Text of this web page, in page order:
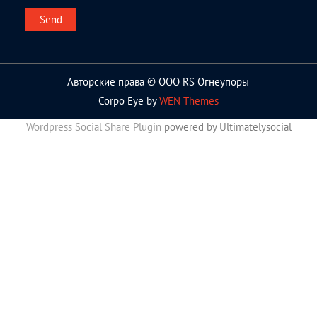
Авторские права © ООО RS Огнеупоры
Corpo Eye byWEN Themes
Wordpress Social Share Plugin powered by Ultimatelysocial